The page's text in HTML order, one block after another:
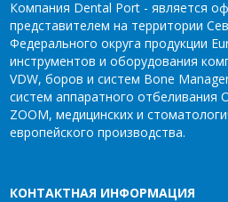
Компания Dental Port - является
представителем на территории
Федерального округа продукции
инструментов и оборудования
VDW, боров и систем Bone
систем аппаратного отбеливания
ZOOM, медицинских и
европейского производства.
КОНТАКТНАЯ ИНФОРМАЦИЯ